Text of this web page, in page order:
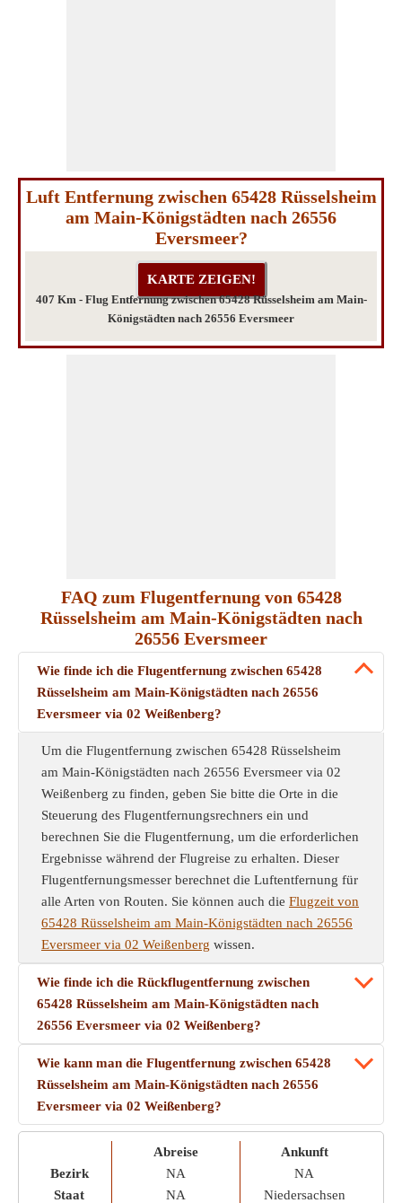
Luft Entfernung zwischen 65428 Rüsselsheim
am Main-Königstädten nach 26556
Eversmeer?
407 Km - Flug Entfernung zwischen 65428 Rüsselsheim am Main-
Königstädten nach 26556 Eversmeer
FAQ zum Flugentfernung von 65428
Rüsselsheim am Main-Königstädten nach
26556 Eversmeer
Wie finde ich die Flugentfernung zwischen 65428
Rüsselsheim am Main-Königstädten nach 26556
Eversmeer via 02 Weißenberg?
Um die Flugentfernung zwischen 65428 Rüsselsheim
am Main-Königstädten nach 26556 Eversmeer via 02
Weißenberg zu finden, geben Sie bitte die Orte in die
Steuerung des Flugentfernungsrechners ein und
berechnen Sie die Flugentfernung, um die erforderlichen
Ergebnisse während der Flugreise zu erhalten. Dieser
Flugentfernungsmesser berechnet die Luftentfernung für
alle Arten von Routen. Sie können auch die Flugzeit von
65428 Rüsselsheim am Main-Königstädten nach 26556
Eversmeer via 02 Weißenberg wissen.
Wie finde ich die Rückflugentfernung zwischen
65428 Rüsselsheim am Main-Königstädten nach
26556 Eversmeer via 02 Weißenberg?
Wie kann man die Flugentfernung zwischen 65428
Rüsselsheim am Main-Königstädten nach 26556
Eversmeer via 02 Weißenberg?
Bezirk
Staat
Abreise
NA
NA
Ankunft
NA
Niedersachsen